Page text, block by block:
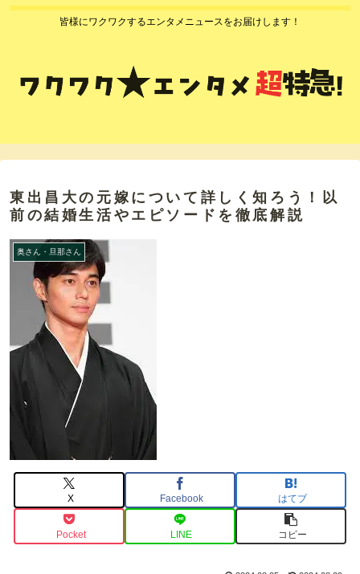
皆様にワクワクするエンタメニュースをお届けします！
東出昌大の元嫁について詳しく知ろう！以
前の結婚生活やエピソードを徹底解説
奥さん・旦那さん
X Facebook はてブ
Pocket LINE コピー